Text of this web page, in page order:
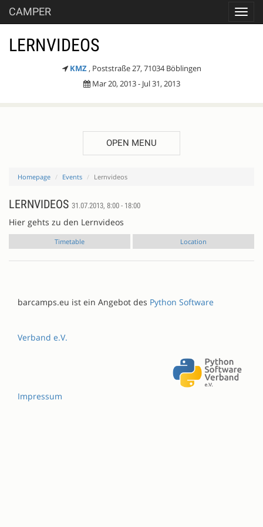
CAMPER
LERNVIDEOS
KMZ , Poststraße 27, 71034 Böblingen
Mar 20, 2013 - Jul 31, 2013
OPEN MENU
Homepage Events Lernvideos
LERNVIDEOS 31.07.2013, 8:00 - 18:00
Hier gehts zu den Lernvideos
Timetable Location
barcamps.eu ist ein Angebot des Python Software
Verband e.V.
Impressum